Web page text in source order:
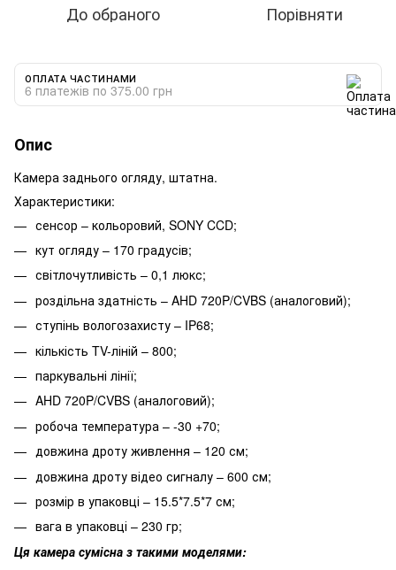
До обраного Порівняти
ОПЛАТА ЧАСТИНАМИ
6 платежів по 375.00 грн
Опис
Камера заднього огляду, штатна.
Характеристики:
сенсор – кольоровий, SONY CCD;
кут огляду – 170 градусів;
світлочутливість – 0,1 люкс;
роздільна здатність – AHD 720P/CVBS (аналоговий);
ступінь вологозахисту – IP68;
кількість TV-ліній – 800;
паркувальні лінії;
AHD 720P/CVBS (аналоговий);
робоча температура – -30 +70;
довжина дроту живлення – 120 см;
довжина дроту відео сигналу – 600 см;
розмір в упаковці – 15.5*7.5*7 см;
вага в упаковці – 230 гр;
Ця камера сумісна з такими моделями: